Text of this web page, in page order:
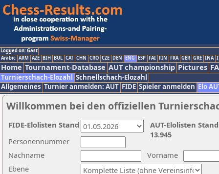
Logged on: Gast
Arabic ARM AZE BIH BUL CAT CHN CRO CZE DEN ENG ESP FAI FIN FRA GER GRE INA
Home Tournament-Database AUT championship Pictures
Turnierschach-Elozahl Schnellschach-Elozahl
Allgemeines Turnier anmelden: AUT FIDE Spieler anmelden Elo
Willkommen bei den offiziellen
Nachname
Vorname
Ebene
Personennummer
AUT-Elolisten
13.945
FIDE-Elolisten Stand